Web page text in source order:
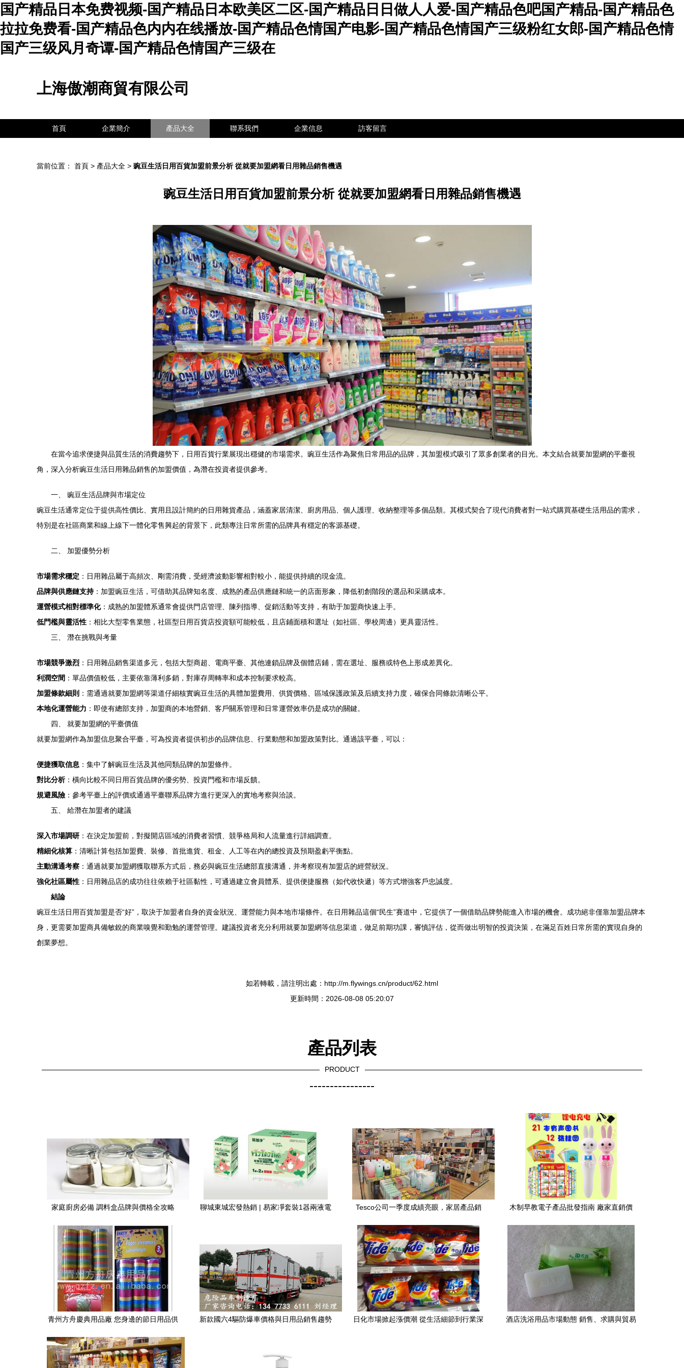
国产精品日本免费视频-国产精品日本欧美区二区-国产精品日日做人人爱-国产精品色吧国产精品-国产精品色
拉拉免费看-国产精品色内内在线播放-国产精品色情国产电影-国产精品色情国产三级粉红女郎-国产精品色情
国产三级风月奇谭-国产精品色情国产三级在
上海傲潮商貿有限公司
首頁 企業簡介 產品大全 聯系我們 企業信息 訪客留言
當前位置： 首頁 > 產品大全 > 豌豆生活日用百貨加盟前景分析 從就要加盟網看日用雜品銷售機遇
豌豆生活日用百貨加盟前景分析 從就要加盟網看日用雜品銷售機遇
在當今追求便捷與品質生活的消費趨勢下，日用百貨行業展現出穩健的市場需求。豌豆生活作為聚焦日常用品的品牌，其加盟模式吸引了眾多創業者的目光。本文結合就要加盟網的平臺視
角，深入分析豌豆生活日用雜品銷售的加盟價值，為潛在投資者提供參考。
一、 豌豆生活品牌與市場定位
豌豆生活通常定位于提供高性價比、實用且設計簡約的日用雜貨產品，涵蓋家居清潔、廚房用品、個人護理、收納整理等多個品類。其模式契合了現代消費者對一站式購買基礎生活用品的需求，
特別是在社區商業和線上線下一體化零售興起的背景下，此類專注日常所需的品牌具有穩定的客源基礎。
二、 加盟優勢分析
市場需求穩定 ：日用雜品屬于高頻次、剛需消費，受經濟波動影響相對較小，能提供持續的現金流。
品牌與供應鏈支持：加盟豌豆生活，可借助其品牌知名度、成熟的產品供應鏈和統一的店面形象，降低初創階段的選品和采購成本。
運營模式相對標準化：成熟的加盟體系通常會提供門店管理、陳列指導、促銷活動等支持，有助于加盟商快速上手。
低門檻與靈活性 ：相比大型零售業態，社區型日用百貨店投資額可能較低，且店鋪面積和選址（如社區、學校周邊）更具靈活性。
三、 潛在挑戰與考量
市場競爭激烈 ：日用雜品銷售渠道多元，包括大型商超、電商平臺、其他連鎖品牌及個體店鋪，需在選址、服務或特色上形成差異化。
利潤空間 ：單品價值較低，主要依靠薄利多銷，對庫存周轉率和成本控制要求較高。
加盟條款細則 ：需通過就要加盟網等渠道仔細核實豌豆生活的具體加盟費用、供貨價格、區域保護政策及后續支持力度，確保合同條款清晰公平。
本地化運營能力 ：即使有總部支持，加盟商的本地營銷、客戶關系管理和日常運營效率仍是成功的關鍵。
四、 就要加盟網的平臺價值
就要加盟網作為加盟信息聚合平臺，可為投資者提供初步的品牌信息、行業動態和加盟政策對比。通過該平臺，可以：
便捷獲取信息 ：集中了解豌豆生活及其他同類品牌的加盟條件。
對比分析：橫向比較不同日用百貨品牌的優劣勢、投資門檻和市場反饋。
規避風險 ：參考平臺上的評價或通過平臺聯系品牌方進行更深入的實地考察與洽談。
五、 給潛在加盟者的建議
深入市場調研 ：在決定加盟前，對擬開店區域的消費者習慣、競爭格局和人流量進行詳細調查。
精細化核算 ：清晰計算包括加盟費、裝修、首批進貨、租金、人工等在內的總投資及預期盈虧平衡點。
主動溝通考察 ：通過就要加盟網獲取聯系方式后，務必與豌豆生活總部直接溝通，并考察現有加盟店的經營狀況。
強化社區屬性 ：日用雜品店的成功往往依賴于社區黏性，可通過建立會員體系、提供便捷服務（如代收快遞）等方式增強客戶忠誠度。
結論
豌豆生活日用百貨加盟是否“好”，取決于加盟者自身的資金狀況、運營能力與本地市場條件。在日用雜品這個“民生”賽道中，它提供了一個借助品牌勢能進入市場的機會。成功絕非僅靠加盟品牌本
身，更需要加盟商具備敏銳的商業嗅覺和勤勉的運營管理。建議投資者充分利用就要加盟網等信息渠道，做足前期功課，審慎評估，從而做出明智的投資決策，在滿足百姓日常所需的實現自身的
創業夢想。
如若轉載，請注明出處：http://m.flywings.cn/product/62.html
更新時間：2026-08-08 05:20:07
產品列表
PRODUCT
----------------
家庭廚房必備 調料盒品牌與價格全攻略
聊城東城宏發熱銷 | 易家凈套裝1器兩液電
Tesco公司一季度成績亮眼，家居產品銷
木制早教電子產品批發指南 廠家直銷價
青州方舟慶典用品廠 您身邊的節日用品供
新款國六4驅防爆車價格與日用品銷售趨勢
日化市場掀起漲價潮 從生活細節到行業深
酒店洗浴用品市場動態 銷售、求購與貿易